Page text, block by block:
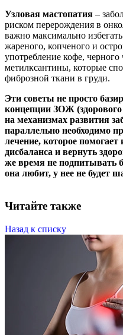
Узловая мастопатия –
риском перерождения в
важно максимально
жареного, копченого и
употребление кофе,
метилксантины, которые
фиброзной ткани в груди.
Эти советы не просто
концепции ЗОЖ
на механизмах развития
параллельно необходимо
лечение, которое помогает
дисбаланса и вернуть
же время не подпитывать
она любит, у нее не будет
Читайте также
Назад к списку